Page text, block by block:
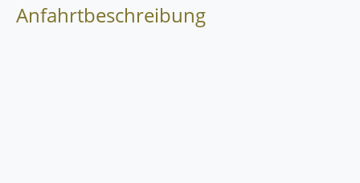
Anfahrtbeschreibung